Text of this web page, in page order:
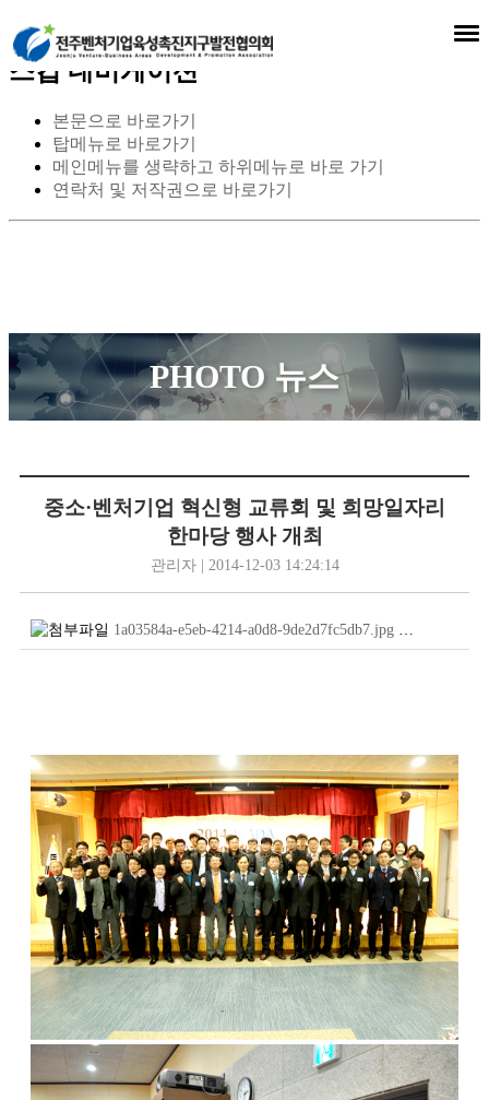
스킵 네비게이션
본문으로 바로가기
탑메뉴로 바로가기
메인메뉴를 생략하고 하위메뉴로 바로 가기
연락처 및 저작권으로 바로가기
PHOTO 뉴스
중소·벤처기업 혁신형 교류회 및 희망일자리
한마당 행사 개최
관리자 | 2014-12-03 14:24:14
1a03584a-e5eb-4214-a0d8-9de2d7fc5db7.jpg